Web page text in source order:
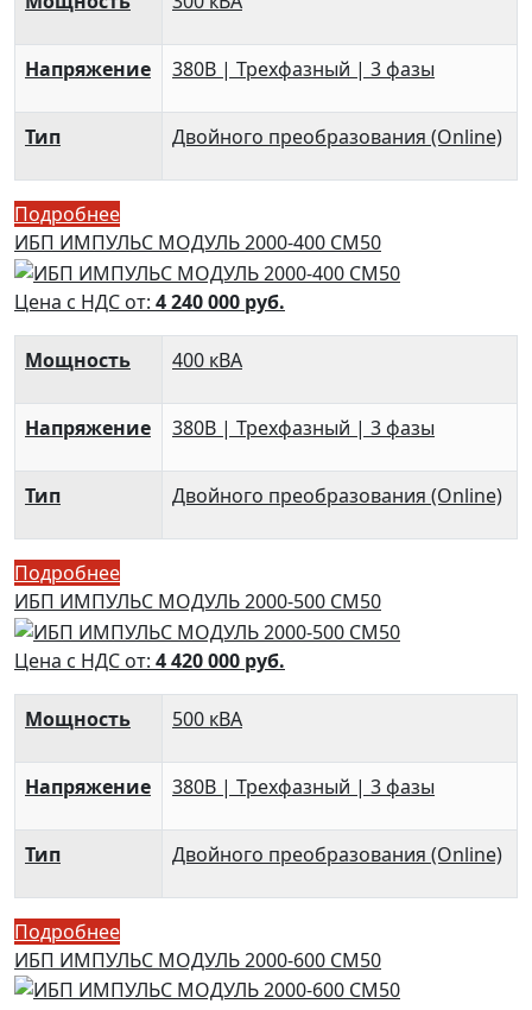
Напряжение 380В | Трехфазный | 3 фазы
Тип Двойного преобразования (Online)
Подробнее
ИБП ИМПУЛЬС МОДУЛЬ 2000-400 СМ50
Цена с НДС от: 4 240 000 руб.
Мощность 400 кВА
Напряжение 380В | Трехфазный | 3 фазы
Тип Двойного преобразования (Online)
Подробнее
ИБП ИМПУЛЬС МОДУЛЬ 2000-500 СМ50
Цена с НДС от: 4 420 000 руб.
Мощность 500 кВА
Напряжение 380В | Трехфазный | 3 фазы
Тип Двойного преобразования (Online)
Подробнее
ИБП ИМПУЛЬС МОДУЛЬ 2000-600 СМ50